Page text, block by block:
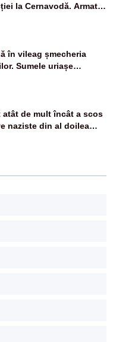
la Cernavodă. Armata
și va devia apa
în vileag șmecheria
Sumele uriașe
român
atât de mult încât a scos
naziste din al doilea